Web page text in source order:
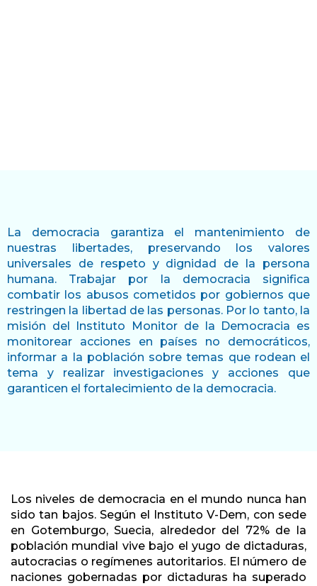
La democracia garantiza el mantenimiento de
nuestras libertades, preservando los valores
universales de respeto y dignidad de la persona
humana. Trabajar por la democracia significa
combatir los abusos cometidos por gobiernos que
restringen la libertad de las personas. Por lo tanto, la
misión del Instituto Monitor de la Democracia es
monitorear acciones en países no democráticos,
informar a la población sobre temas que rodean el
tema y realizar investigaciones y acciones que
garanticen el fortalecimiento de la democracia.
Los niveles de democracia en el mundo nunca han
sido tan bajos. Según el Instituto V-Dem, con sede
en Gotemburgo, Suecia, alrededor del 72% de la
población mundial vive bajo el yugo de dictaduras,
autocracias o regímenes autoritarios. El número de
naciones gobernadas por dictaduras ha superado